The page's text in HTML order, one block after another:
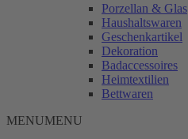
Porzellan & Glas
Haushaltswaren
Geschenkartikel
Dekoration
Badaccessoires
Heimtextilien
Bettwaren
MENUMENU